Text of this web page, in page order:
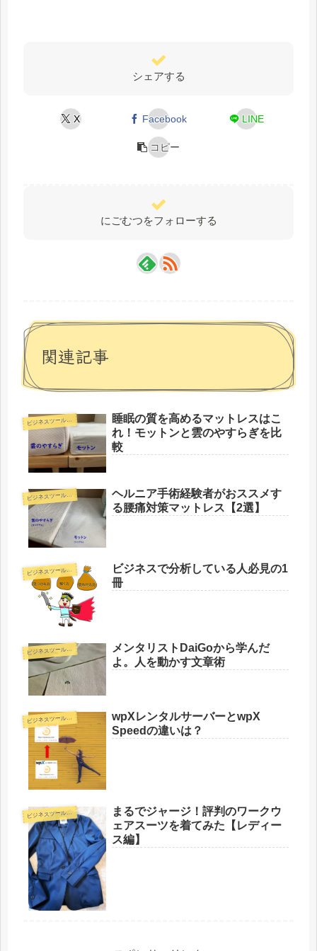
シェアする
X Facebook LINE
コピー
にごむつをフォローする
関連記事
ビ
ジネスツール・書籍
睡眠の質を高めるマットレスはこ
れ！モットンと雲のやすらぎを比
較
ビ
ジネスツール・書籍
ヘルニア手術経験者がおススメす
る腰痛対策マットレス【2選】
ビ
ジネスツール・書籍
ビジネスで分析している人必見の1
冊
ビ
ジネスツール・書籍
メンタリストDaiGoから学んだ
よ。人を動かす文章術
ビ
ジネスツール・書籍
wpXレンタルサーバーとwpX
Speedの違いは？
ビ
ジネスツール・書籍
まるでジャージ！評判のワークウ
ェアスーツを着てみた【レディー
ス編】